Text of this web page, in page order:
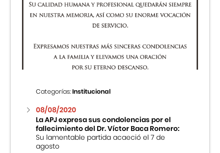
Categorías:Institucional
08/08/2020
La APJ expresa sus condolencias por el
fallecimiento del Dr. Víctor Baca Romero:
Su lamentable partida acaeció el 7 de
agosto